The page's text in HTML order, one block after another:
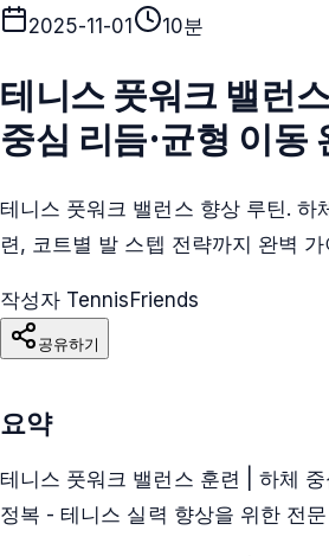
2025-11-01
10분
테니스 풋워크 밸런
중심 리듬·균형 이동
테니스 풋워크 밸런스 향상 루틴. 하
련, 코트별 발 스텝 전략까지 완벽 가
작성자 TennisFriends
공유하기
요약
테니스 풋워크 밸런스 훈련 | 하체 중
정복 - 테니스 실력 향상을 위한 전